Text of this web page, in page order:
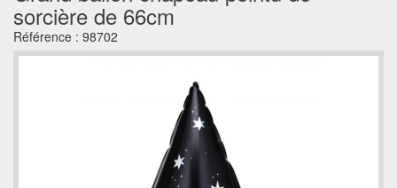
sorcière de 66cm
Référence : 98702